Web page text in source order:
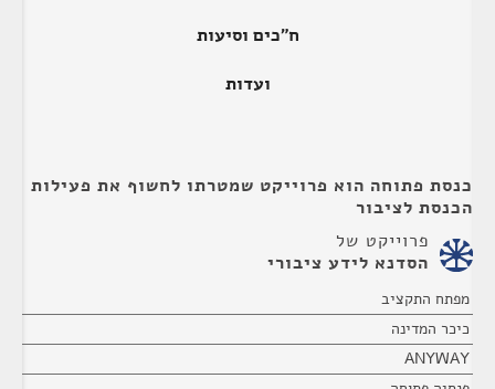
ח"כים וסיעות
ועדות
כנסת פתוחה הוא פרוייקט שמטרתו לחשוף את פעילות
הכנסת לציבור
פרוייקט של
הסדנא לידע ציבורי
מפתח התקציב
כיכר המדינה
ANYWAY